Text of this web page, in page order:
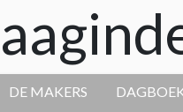
DE MAKERS